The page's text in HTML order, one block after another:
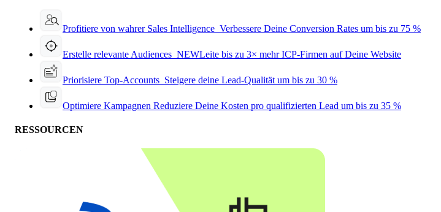
Profitiere von wahrer Sales Intelligence Verbessere Deine Conversion Rates um bis zu 75 %
Erstelle relevante Audiences NEWLeite bis zu 3× mehr ICP-Firmen auf Deine Website
Priorisiere Top-Accounts Steigere deine Lead-Qualität um bis zu 30 %
Optimiere Kampagnen Reduziere Deine Kosten pro qualifizierten Lead um bis zu 35 %
RESSOURCEN